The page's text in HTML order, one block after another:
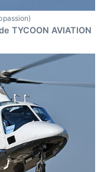
TYCOON AVIATION